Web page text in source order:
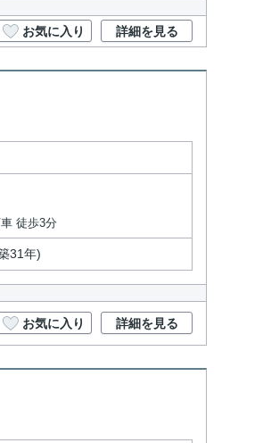
お気に入り 詳細を見る
徒歩3分
31年)
お気に入り 詳細を見る